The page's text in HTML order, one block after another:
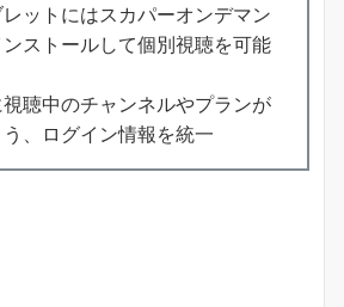
ットにはスカパーオンデマン
ンストールして個別視聴を可能
聴中のチャンネルやプランが
、ログイン情報を統一